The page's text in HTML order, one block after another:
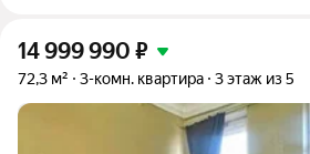
14 999 990 ₽
72,3 м² 3-комн. квартира 3 этаж из 5